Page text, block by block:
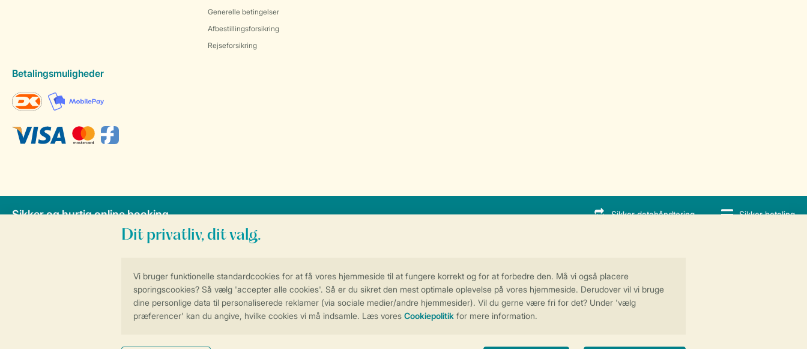
Administrer dine cookie indstillinger
Sikker og hurtig online booking Sikker datahåndtering Sikker betaling
Generelle betingelser
Afbestillingsforsikring
Rejseforsikring
Betalingsmuligheder